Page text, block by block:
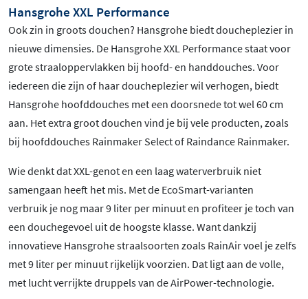
Hansgrohe XXL Performance
Ook zin in groots douchen? Hansgrohe biedt doucheplezier in
nieuwe dimensies. De Hansgrohe XXL Performance staat voor
grote straaloppervlakken bij hoofd- en handdouches. Voor
iedereen die zijn of haar doucheplezier wil verhogen, biedt
Hansgrohe hoofddouches met een doorsnede tot wel 60 cm
aan. Het extra groot douchen vind je bij vele producten, zoals
bij hoofddouches Rainmaker Select of Raindance Rainmaker.
Wie denkt dat XXL-genot en een laag waterverbruik niet
samengaan heeft het mis. Met de EcoSmart-varianten
verbruik je nog maar 9 liter per minuut en profiteer je toch van
een douchegevoel uit de hoogste klasse. Want dankzij
innovatieve Hansgrohe straalsoorten zoals RainAir voel je zelfs
met 9 liter per minuut rijkelijk voorzien. Dat ligt aan de volle,
met lucht verrijkte druppels van de AirPower-technologie.